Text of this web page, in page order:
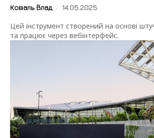
Коваль Влад - 14.05.2025
Цей інструмент створений на основі
та працює через вебінтерфейс.